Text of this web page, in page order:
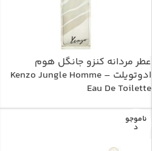
عطر مردانه کنزو جانگل هوم
ادوتویلت – Kenzo Jungle Homme
Eau De Toilette
ناموجو
د